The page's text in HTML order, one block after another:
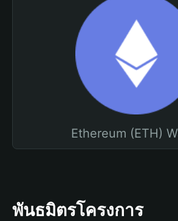
Ethereum (ETH)
พันธมิตรโครงการ